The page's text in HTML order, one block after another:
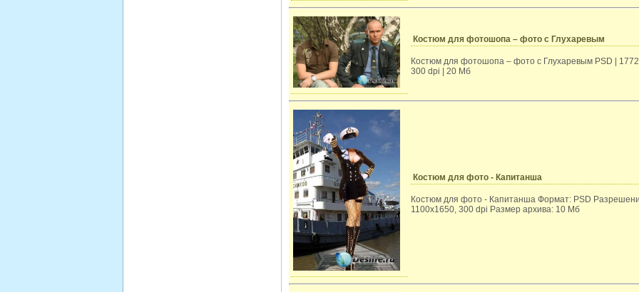
Костюм для фотошопа – фото с Глухаревым
Костюм для фотошопа – фото с Глухаревым PSD |
300 dpi | 20 Мб
Костюм для фото - Капитанша
Костюм для фото - Капитанша Формат: PSD
1100x1650, 300 dpi Размер архива: 10 Мб